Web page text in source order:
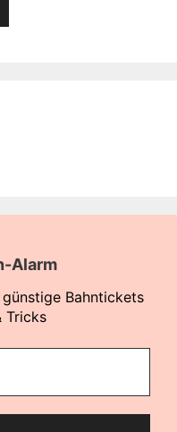
Alarm
Bahntickets
Tricks